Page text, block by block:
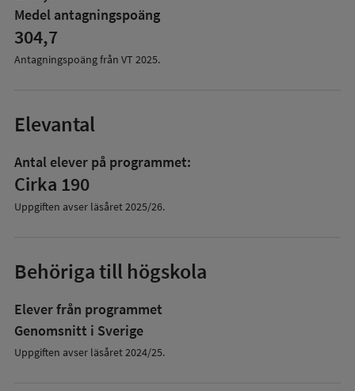
Medel antagningspoäng
304,7
Antagningspoäng från VT 2025.
Elevantal
Antal elever på programmet:
Cirka 190
Uppgiften avser läsåret2025/26.
Behöriga till högskola
Elever från programmet
Genomsnitt i Sverige
Uppgiften avser läsåret 2024/25.